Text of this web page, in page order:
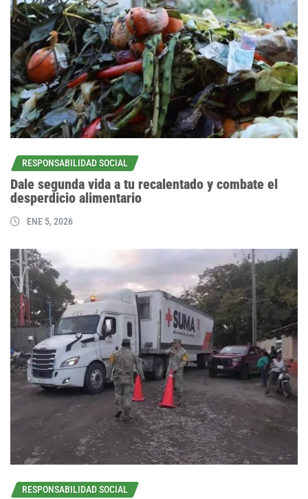
RESPONSABILIDAD SOCIAL
Dale segunda vida a tu recalentado y combate el
desperdicio alimentario
ENE 5, 2026
RESPONSABILIDAD SOCIAL